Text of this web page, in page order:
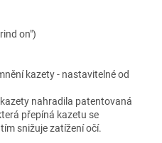
on")
kazety - nastavitelné od
nahradila patentovaná
přepíná kazetu se
snižuje zatížení očí.